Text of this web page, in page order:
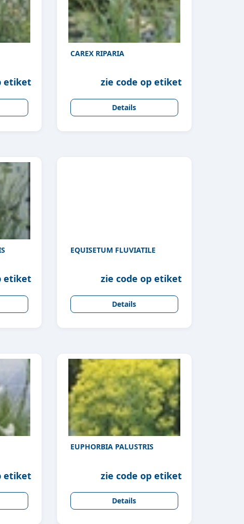
etiket
CAREX RIPARIA
zie code op etiket
Details
etiket
EQUISETUM FLUVIATILE
zie code op etiket
Details
etiket
EUPHORBIA PALUSTRIS
zie code op etiket
Details